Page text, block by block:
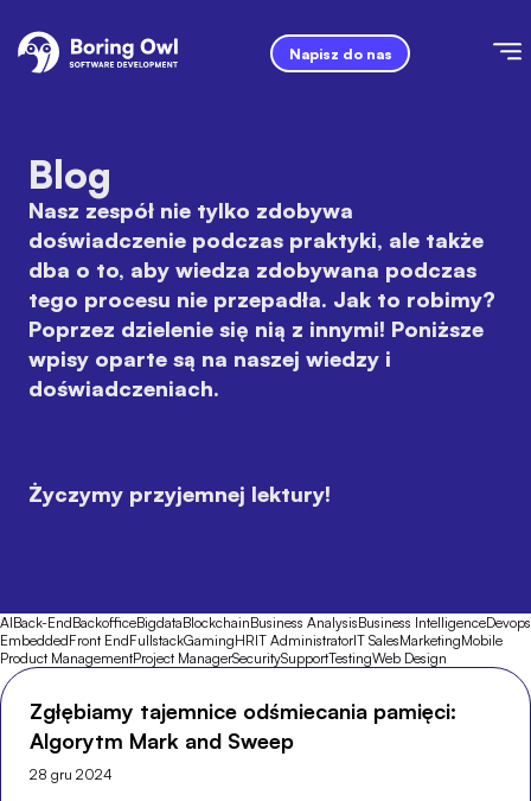
Napisz do nas
Blog
Nasz zespół nie tylko zdobywa
doświadczenie podczas praktyki, ale także
dba o to, aby wiedza zdobywana podczas
tego procesu nie przepadła. Jak to robimy?
Poprzez dzielenie się nią z innymi! Poniższe
wpisy oparte są na naszej wiedzy i
doświadczeniach.
Życzymy przyjemnej lektury!
AIBack-EndBackofficeBigdataBlockchainBusiness AnalysisBusiness IntelligenceDevops
EmbeddedFront EndFullstackGamingHRIT AdministratorIT SalesMarketingMobile
Product ManagementProject ManagerSecuritySupportTestingWeb Design
Zgłębiamy tajemnice odśmiecania pamięci:
Algorytm Mark and Sweep
28 gru 2024